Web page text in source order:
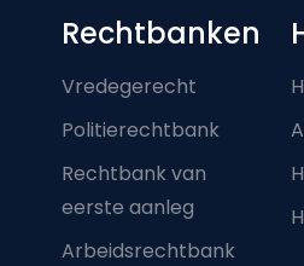
Footer-
Rechtbanken
Vredegerecht
Politierechtbank
Rechtbank van
eerste aanleg
Arbeidsrechtbank